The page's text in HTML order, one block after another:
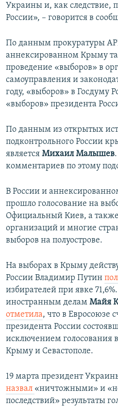
Украины и, как следствие,
России», – говорится в
По данным прокуратуры
аннексированном Крыму
проведение «выборов» в
самоуправления и
году, «выборов» в Госдуму
«выборов» президента
По данным из открытых
подконтрольного России
является Михаил Малышев
комментариев по этому
В России и
прошло голосование на
Официальный Киев, а
организаций и многие
выборов на полуострове.
На выборах в Крыму
России Владимир Путин
избирателей при явке
иностранным делам Майя
отметила, что в Евросоюзе
президента России
исключением голосования
Крыму и Севастополе.
19 марта президент
назвал «ничтожными» и
последствий» результаты